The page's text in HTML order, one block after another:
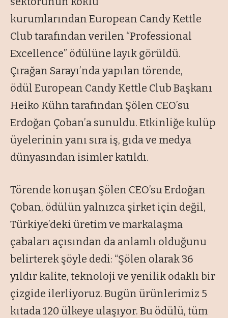
kurumlarından European Candy Kettle
Club tarafından verilen “Professional
Excellence” ödülüne layık görüldü.
Çırağan Sarayı’nda yapılan törende,
ödül European Candy Kettle Club Başkanı
Heiko Kühn tarafından Şölen CEO’su
Erdoğan Çoban’a sunuldu. Etkinliğe kulüp
üyelerinin yanı sıra iş, gıda ve medya
dünyasından isimler katıldı.
Törende konuşan Şölen CEO’su Erdoğan
Çoban, ödülün yalnızca şirket için değil,
Türkiye’deki üretim ve markalaşma
çabaları açısından da anlamlı olduğunu
belirterek şöyle dedi: “Şölen olarak 36
yıldır kalite, teknoloji ve yenilik odaklı bir
çizgide ilerliyoruz. Bugün ürünlerimiz 5
kıtada 120 ülkeye ulaşıyor. Bu ödülü, tüm